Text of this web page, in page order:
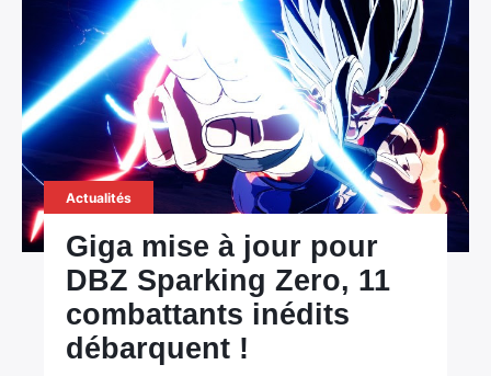
Actualités
Giga mise à jour pour
DBZ Sparking Zero, 11
combattants inédits
débarquent !